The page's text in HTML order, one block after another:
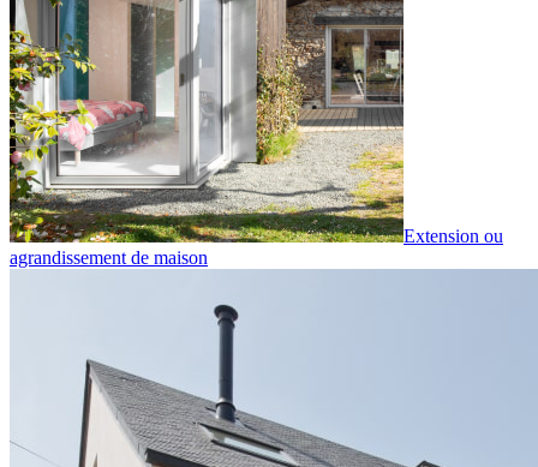
Extension ou
agrandissement de maison